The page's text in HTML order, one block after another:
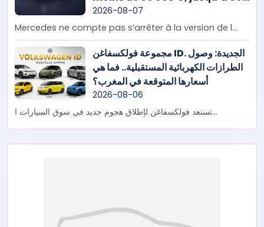
km d’autonomie et plusieurs
nouveautés à venir
2026-08-07
Mercedes ne compte pas s’arrêter à la version de l...
مجموعة فولكسفاغن ID. الجديدة: وصول
الطرازات الكهربائية المستقبلية.. فما هي
أسعارها المتوقعة في المغرب؟
2026-08-06
تستعد فولكسفاغن لإطلاق هجوم جديد في سوق السيارات ا...